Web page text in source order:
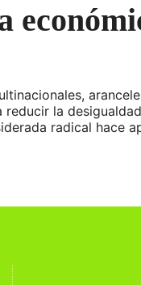
la
radical hace